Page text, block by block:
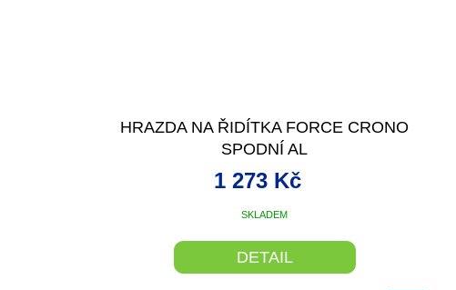
HRAZDA NA ŘIDÍTKA FORCE CRONO
SPODNÍ AL
SKLADEM
1 273 Kč
DETAIL